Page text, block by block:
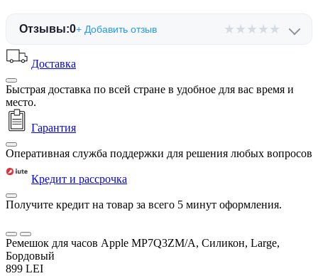
Отзывы:0+ Добавить отзыв ★ ★ ★ ★ ★
Доставка
Быстрая доставка по всей стране в удобное для вас время и
место.
Гарантия
Оперативная служба поддержки для решения любых вопросов
Кредит и рассрочка
Получите кредит на товар за всего 5 минут оформления.
Ремешок для часов Apple MP7Q3ZM/A, Силикон, Large,
Бордовый
899 LEI